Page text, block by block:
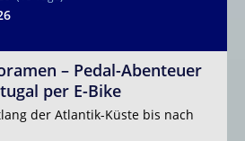
– Pedal-Abenteuer
per E-Bike
der Atlantik-Küste bis nach